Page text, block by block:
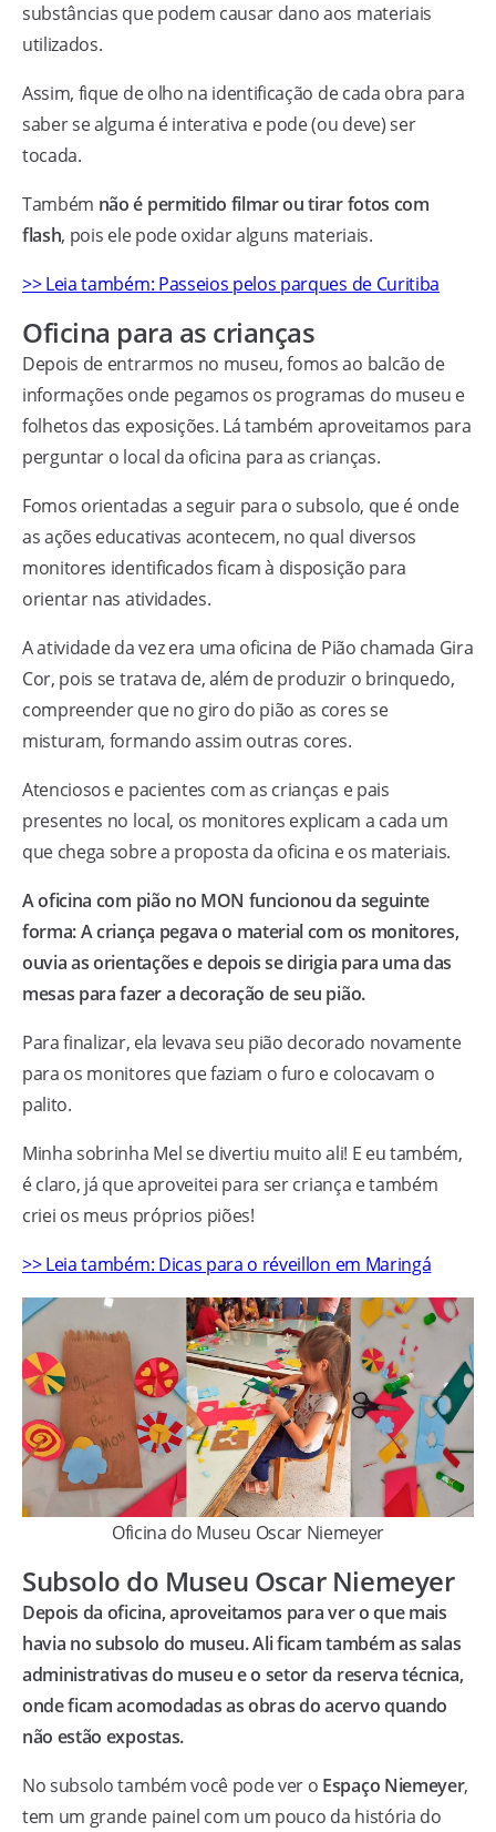
substâncias que podem causar dano aos materiais
utilizados.
Assim, fique de olho na identificação de cada obra para
saber se alguma é interativa e pode (ou deve) ser
tocada.
Também não é permitido filmar ou tirar fotos com
flash, pois ele pode oxidar alguns materiais.
>> Leia também: Passeios pelos parques de Curitiba
Oficina para as crianças
Depois de entrarmos no museu, fomos ao balcão de
informações onde pegamos os programas do museu e
folhetos das exposições. Lá também aproveitamos para
perguntar o local da oficina para as crianças.
Fomos orientadas a seguir para o subsolo, que é onde
as ações educativas acontecem, no qual diversos
monitores identificados ficam à disposição para
orientar nas atividades.
A atividade da vez era uma oficina de Pião chamada Gira
Cor, pois se tratava de, além de produzir o brinquedo,
compreender que no giro do pião as cores se
misturam, formando assim outras cores.
Atenciosos e pacientes com as crianças e pais
presentes no local, os monitores explicam a cada um
que chega sobre a proposta da oficina e os materiais.
A oficina com pião no MON funcionou da seguinte
forma: A criança pegava o material com os monitores,
ouvia as orientações e depois se dirigia para uma das
mesas para fazer a decoração de seu pião.
Para finalizar, ela levava seu pião decorado novamente
para os monitores que faziam o furo e colocavam o
palito.
Minha sobrinha Mel se divertiu muito ali! E eu também,
é claro, já que aproveitei para ser criança e também
criei os meus próprios piões!
>> Leia também: Dicas para o réveillon em Maringá
Oficina do Museu Oscar Niemeyer
Subsolo do Museu Oscar Niemeyer
Depois da oficina, aproveitamos para ver o que mais
havia no subsolo do museu. Ali ficam também as salas
administrativas do museu e o setor da reserva técnica,
onde ficam acomodadas as obras do acervo quando
não estão expostas.
No subsolo também você pode ver o Espaço Niemeyer,
tem um grande painel com um pouco da história do